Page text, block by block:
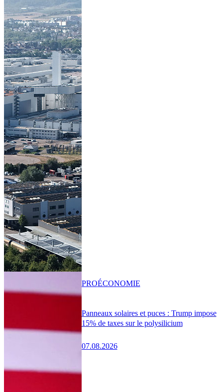
Panneaux solaires et puces : Trump impose
15% de taxes sur le polysilicium
07.08.2026
PROÉCONOMIE